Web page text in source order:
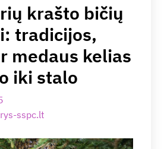
krašto bičių
tradicijos,
medaus kelias
iki stalo
sspc.lt